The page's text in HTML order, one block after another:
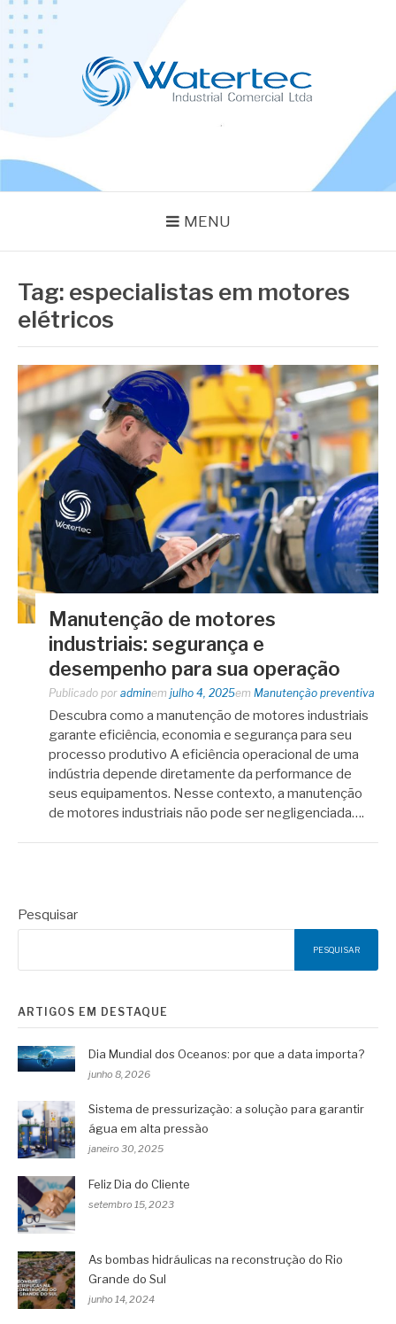
Pular
para
conteúdo
MENU
Tag: especialistas em motores
elétricos
Manutenção de motores
industriais: segurança e
desempenho para sua operação
Publicado por adminem julho 4, 2025em Manutenção preventiva
Descubra como a manutenção de motores industriais
garante eficiência, economia e segurança para seu
processo produtivo A eficiência operacional de uma
indústria depende diretamente da performance de
seus equipamentos. Nesse contexto, a manutenção
de motores industriais não pode ser negligenciada….
Pesquisar
PESQUISAR
ARTIGOS EM DESTAQUE
Dia Mundial dos Oceanos: por que a data importa?
junho 8, 2026
Sistema de pressurização: a solução para garantir
água em alta pressão
janeiro 30, 2025
Feliz Dia do Cliente
setembro 15, 2023
As bombas hidráulicas na reconstrução do Rio
Grande do Sul
junho 14, 2024